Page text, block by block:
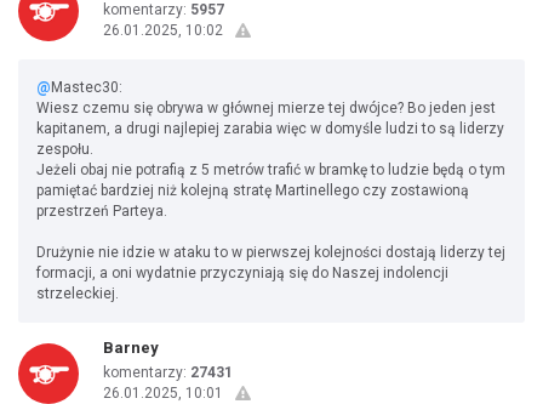
komentarzy: 5957
26.01.2025, 10:02
@ Mastec30:
Wiesz czemu się obrywa w głównej mierze tej dwójce? Bo jeden jest
kapitanem, a drugi najlepiej zarabia więc w domyśle ludzi to są liderzy
zespołu.
Jeżeli obaj nie potrafią z 5 metrów trafić w bramkę to ludzie będą o tym
pamiętać bardziej niż kolejną stratę Martinellego czy zostawioną
przestrzeń Parteya.
Drużynie nie idzie w ataku to w pierwszej kolejności dostają liderzy tej
formacji, a oni wydatnie przyczyniają się do Naszej indolencji
strzeleckiej.
Barney
komentarzy: 27431
26.01.2025, 10:01